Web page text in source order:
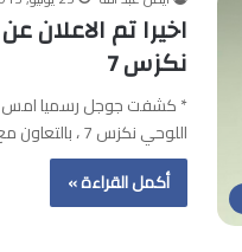
اخيرا تم الاعلان
نكزس 7
* كشفت جوجل رسميا امس
اللوحي نكزس 7 ، بالتعاون مع اسوس التايوانية ، كما…
أكمل القراءة »